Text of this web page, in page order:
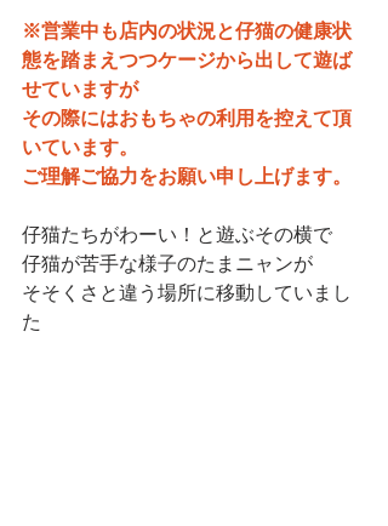
※営業中も店内の状況と仔猫の健康状
態を踏まえつつケージから出して遊ば
せていますが
その際にはおもちゃの利用を控えて頂
いています。
ご理解ご協力をお願い申し上げます。
仔猫たちがわーい！と遊ぶその横で
仔猫が苦手な様子のたまニャンが
そそくさと違う場所に移動していまし
た